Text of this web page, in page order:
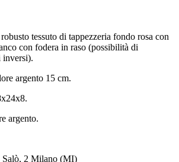
tessuto di tappezzeria fondo rosa con
con fodera in raso (possibilità di
inversi).
argento 15 cm.
argento.
Salò, 2 Milano (MI)